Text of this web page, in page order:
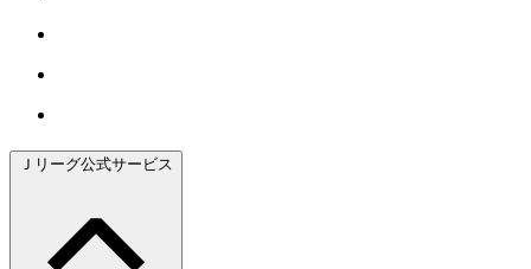
Ｊリーグ公式サービス